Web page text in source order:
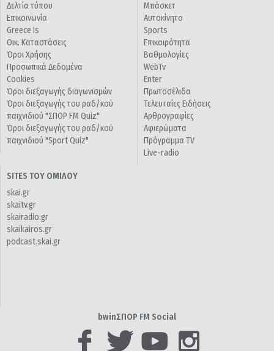
Δελτία τύπου
Επικοινωνία
Greece Is
Οικ. Καταστάσεις
Όροι Χρήσης
Προσωπικά Δεδομένα
Cookies
Όροι διεξαγωγής διαγωνισμών
Όροι διεξαγωγής του ραδ/κού
παιχνιδιού "ΣΠΟΡ FM Quiz"
Όροι διεξαγωγής του ραδ/κού
παιχνιδιού "Sport Quiz"
Μπάσκετ
Αυτοκίνητο
Sports
Επικαιρότητα
Βαθμολογίες
WebTv
Enter
Πρωτοσέλιδα
Τελευταίες Ειδήσεις
Αρθρογραφίες
Αφιερώματα
Πρόγραμμα TV
Live-radio
SITES ΤΟΥ ΟΜΙΛΟΥ
skai.gr
skaitv.gr
skairadio.gr
skaikairos.gr
podcast.skai.gr
bwinΣΠΟΡ FM Social